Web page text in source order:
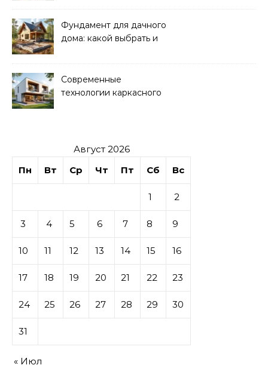
Фундамент для дачного
дома: какой выбрать и
Современные
технологии каркасного
Август 2026
Пн
Вт Ср Чт Пт Сб Вс
1 2
3 4 5 6 7 8 9
10 11 12 13 14 15 16
17 18 19 20 21 22 23
24 25 26 27 28 29 30
31
« Июл